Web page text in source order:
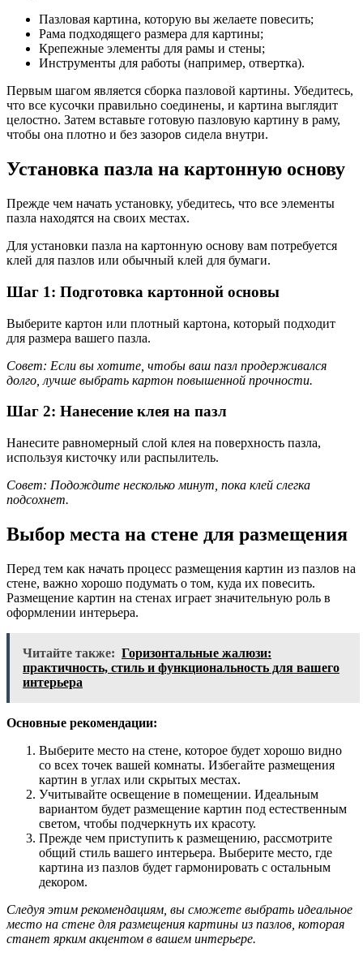
Пазловая картина, которую вы желаете повесить;
Рама подходящего размера для картины;
Крепежные элементы для рамы и стены;
Инструменты для работы (например, отвертка).
Первым шагом является сборка пазловой картины. Убедитесь,
что все кусочки правильно соединены, и картина выглядит
целостно. Затем вставьте готовую пазловую картину в раму,
чтобы она плотно и без зазоров сидела внутри.
Установка пазла на картонную основу
Прежде чем начать установку, убедитесь, что все элементы
пазла находятся на своих местах.
Для установки пазла на картонную основу вам потребуется
клей для пазлов или обычный клей для бумаги.
Шаг 1: Подготовка картонной основы
Выберите картон или плотный картона, который подходит
для размера вашего пазла.
Совет: Если вы хотите, чтобы ваш пазл продерживался
долго, лучше выбрать картон повышенной прочности.
Шаг 2: Нанесение клея на пазл
Нанесите равномерный слой клея на поверхность пазла,
используя кисточку или распылитель.
Совет: Подождите несколько минут, пока клей слегка
подсохнет.
Выбор места на стене для размещения
Перед тем как начать процесс размещения картин из пазлов на
стене, важно хорошо подумать о том, куда их повесить.
Размещение картин на стенах играет значительную роль в
оформлении интерьера.
Читайте также: Горизонтальные жалюзи:
практичность, стиль и функциональность для вашего
интерьера
Основные рекомендации:
Выберите место на стене, которое будет хорошо видно
со всех точек вашей комнаты. Избегайте размещения
картин в углах или скрытых местах.
Учитывайте освещение в помещении. Идеальным
вариантом будет размещение картин под естественным
светом, чтобы подчеркнуть их красоту.
Прежде чем приступить к размещению, рассмотрите
общий стиль вашего интерьера. Выберите место, где
картина из пазлов будет гармонировать с остальным
декором.
Следуя этим рекомендациям, вы сможете выбрать идеальное
место на стене для размещения картины из пазлов, которая
станет ярким акцентом в вашем интерьере.